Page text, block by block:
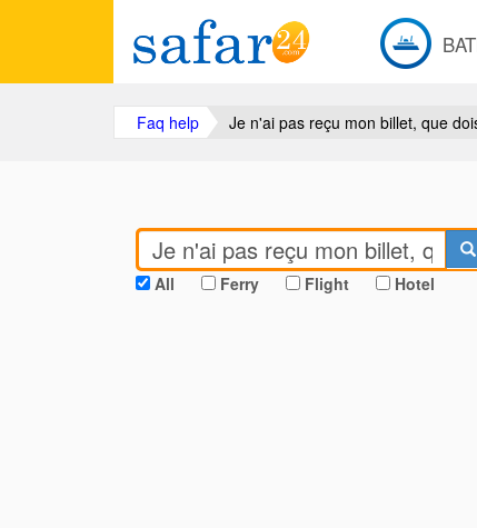
Faq help Je n'ai pas reçu mon billet, que
All Ferry Flight Hotel